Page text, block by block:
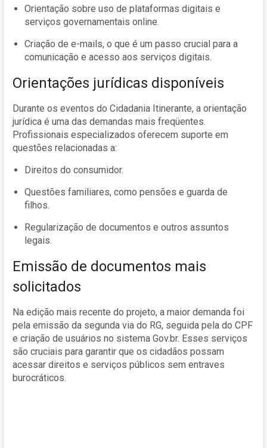
Orientação sobre uso de plataformas digitais e
serviços governamentais online.
Criação de e-mails, o que é um passo crucial para a
comunicação e acesso aos serviços digitais.
Orientações jurídicas disponíveis
Durante os eventos do Cidadania Itinerante, a orientação
jurídica é uma das demandas mais freqüentes.
Profissionais especializados oferecem suporte em
questões relacionadas a:
Direitos do consumidor.
Questões familiares, como pensões e guarda de
filhos.
Regularização de documentos e outros assuntos
legais.
Emissão de documentos mais
solicitados
Na edição mais recente do projeto, a maior demanda foi
pela emissão da segunda via do RG, seguida pela do CPF
e criação de usuários no sistema Gov.br. Esses serviços
são cruciais para garantir que os cidadãos possam
acessar direitos e serviços públicos sem entraves
burocráticos.